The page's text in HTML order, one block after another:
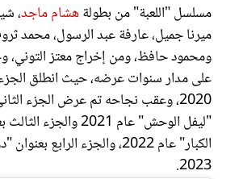
مسلسل "اللعبة" من بطولةهشام ماجد،
ميرنا جميل، عارفة عبد الرسول، محمد
ومحمود حافظ، ومن إخراج معتز التوني،
على مدار سنوات عرضه، حيث انطلق
2020، وعقب نجاحه تم عرض الجزء
"ليفل الوحش" عام 2021
الكبار" عام 2022، والجزء الرابع
2023.